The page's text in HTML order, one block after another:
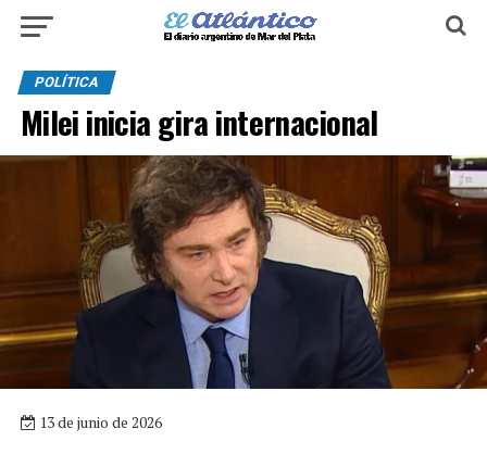
POLÍTICA
Milei inicia gira internacional
13 de junio de 2026